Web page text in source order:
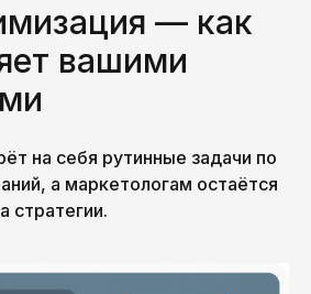
— как
вашими
на себя рутинные задачи по
а маркетологам остаётся
стратегии.